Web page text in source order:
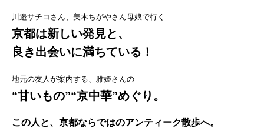
川邉サチコさん、美木ちがやさん母娘で行く
京都は新しい発見と、
良き出会いに満ちている！
地元の友人が案内する、雅姫さんの
“甘いもの”“京中華”めぐり。
この人と、京都ならではのアンティーク散歩へ。